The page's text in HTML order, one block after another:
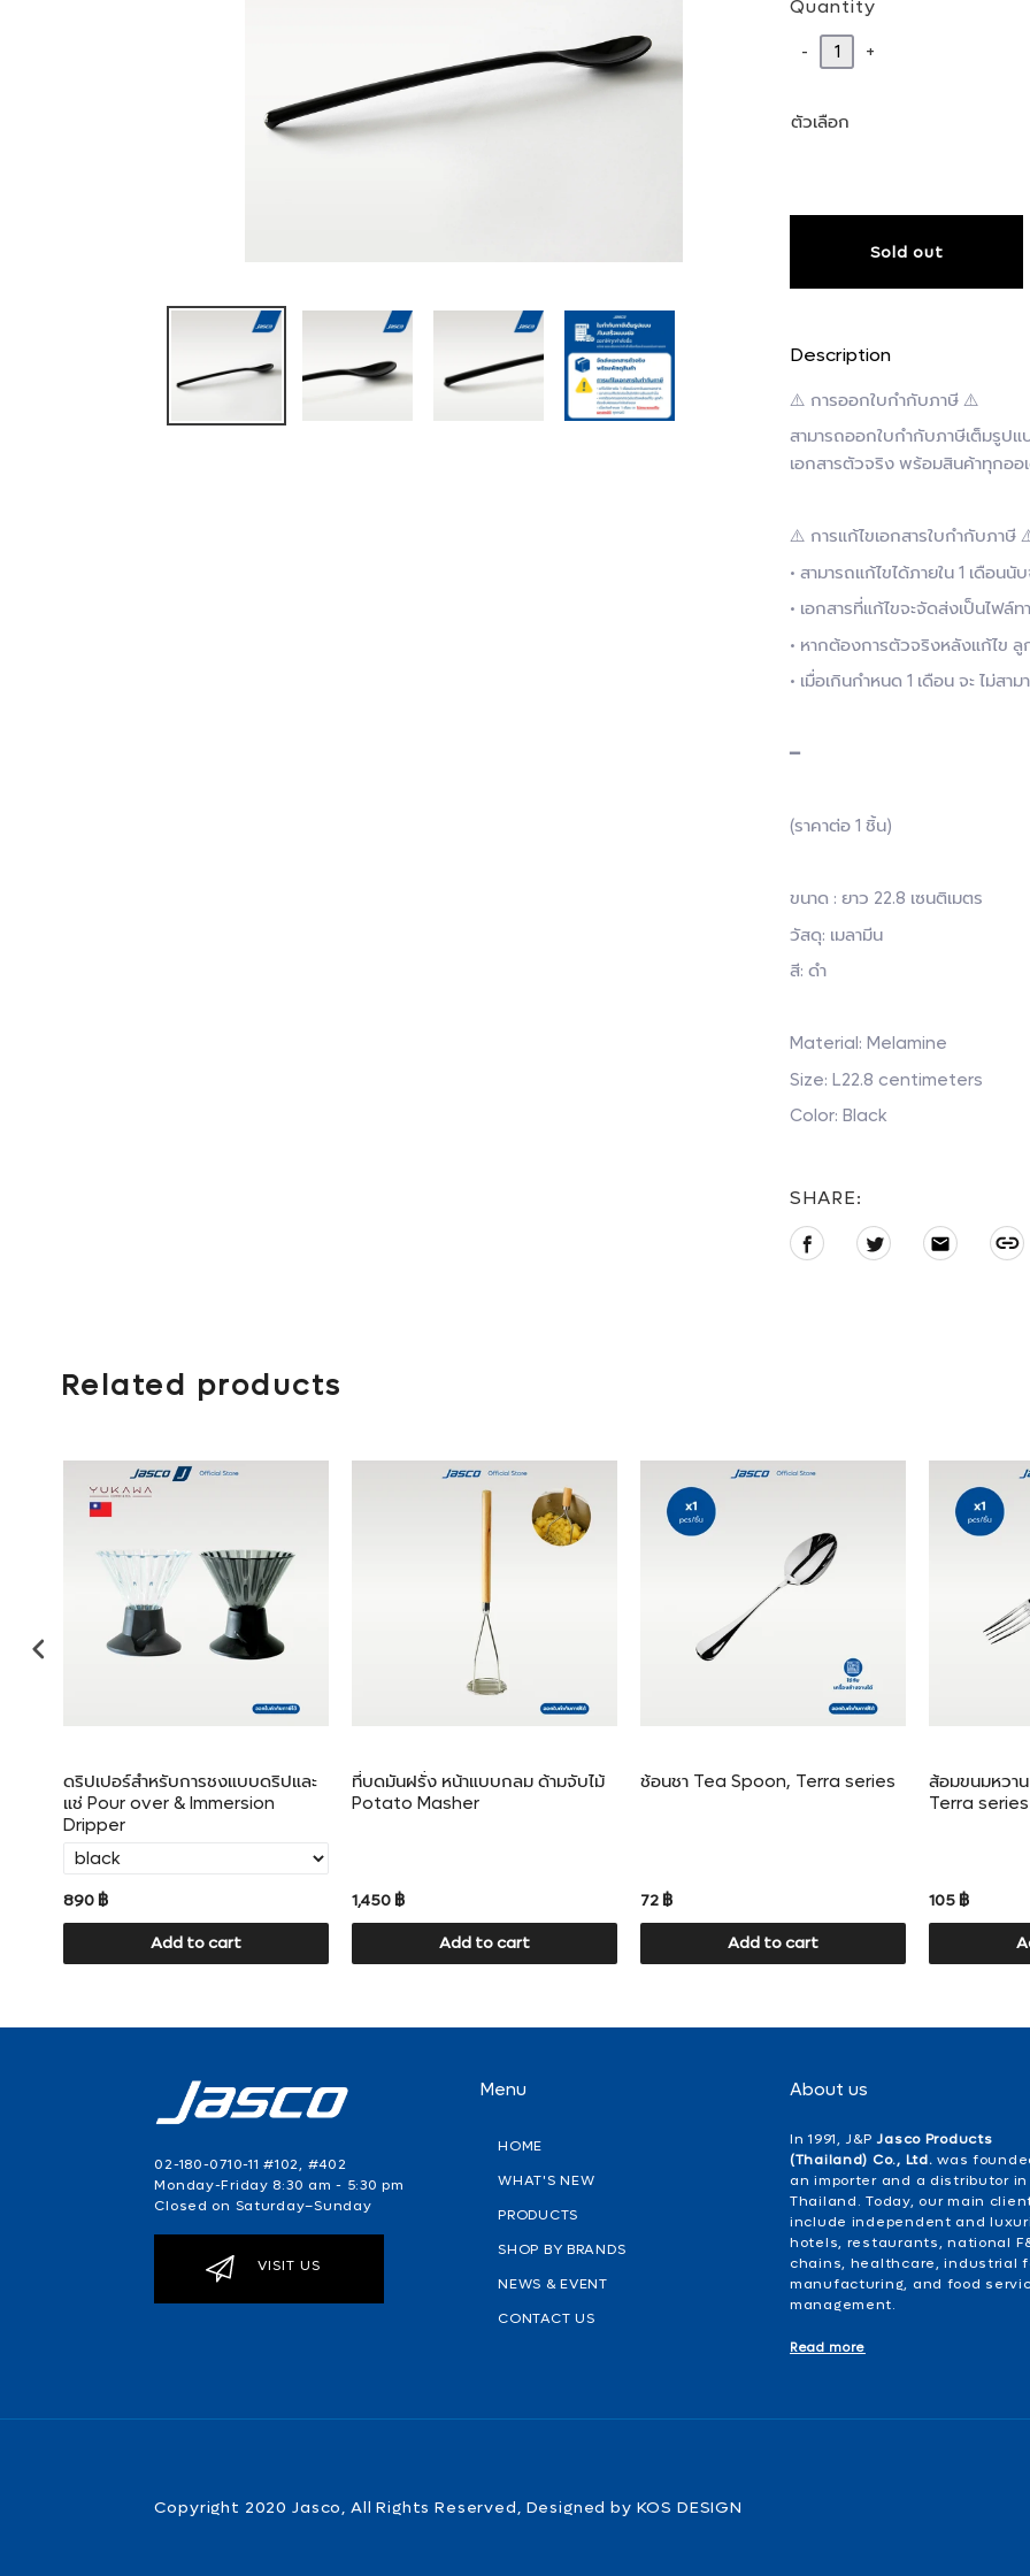
Quantity
- +
ตัวเลือก
Sold out
Description
⚠️ การออกใบกำกับภาษี ⚠️
สามารถออกใบกำกับภาษีเต็มรูป
เอกสารตัวจริง พร้อมสินค้าทุกออ
⚠️ การแก้ไขเอกสารใบกำกับภาษี
• สามารถแก้ไขได้ภายใน 1 เดือน
• เอกสารที่แก้ไขจะจัดส่งเป็นไฟล์ท
• หากต้องการตัวจริงหลังแก้ไข
• เมื่อเกินกำหนด 1 เดือน จะ ไม่ส
━
(ราคาต่อ 1 ชิ้น)
ขนาด : ยาว 22.8 เซนติเมตร
วัสดุ: เมลามีน
สี: ดำ
Material: Melamine
Size: L22.8 centimeters
Color: Black
SHARE:
Share
Tweet E-
Related products
ดริปเปอร์สำหรับการชงแบบดริปและ
แช่ Pour over & Immersion
Dripper
890 ฿
Add to cart
ที่บดมันฝรั่ง หน้าแบบกลม ด้ามจับไม้
Potato Masher
1,450 ฿
Add to cart
ช้อนชา Tea Spoon, Terra series
72 ฿
Add to cart
ส้อมขนมหวา
Terra series
105 ฿
02-180-0710-11 #102, #402
Monday-Friday 8:30 am - 5:30 pm
Closed on Saturday–Sunday
VISIT US
Menu
HOME
WHAT'S NEW
PRODUCTS
SHOP BY BRANDS
NEWS & EVENT
CONTACT US
About us
In 1991, J&P Jasco Products
(Thailand) Co., Ltd. was
an importer and a distributor in
Thailand. Today, our main
include independent and
hotels, restaurants, national
chains, healthcare, industrial
manufacturing, and food
management.
Read more
Copyright 2020 Jasco, All Rights Reserved, Designed by KOS DESIGN